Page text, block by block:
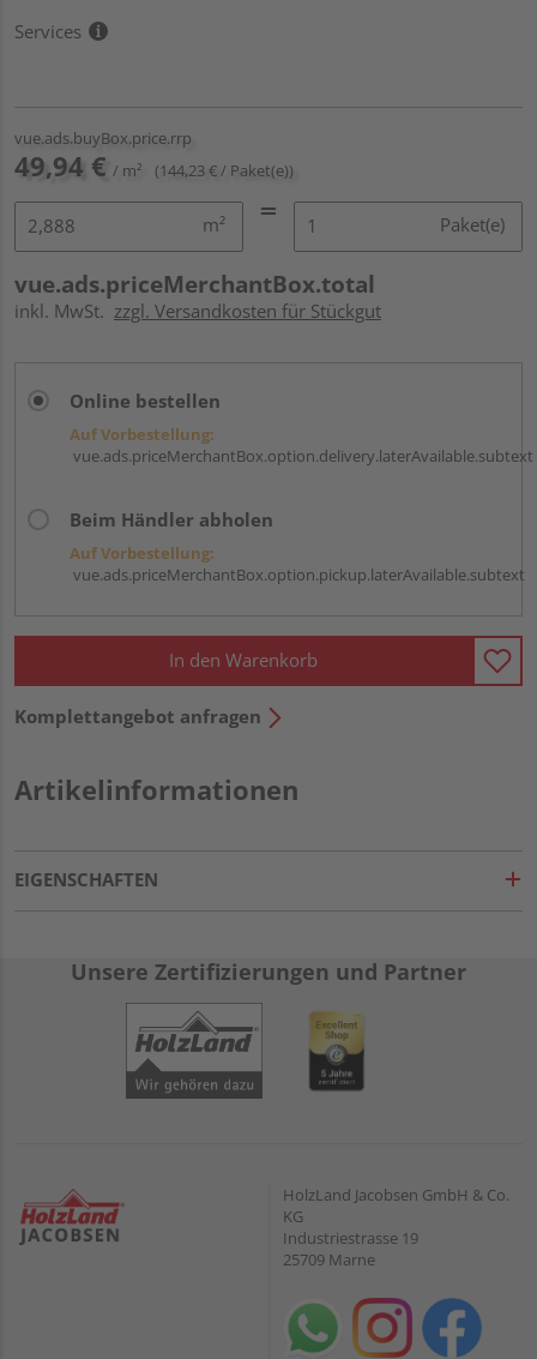
Services
vue.ads.buyBox.price.rrp
49,94 € / m² (144,23 € / Paket(e))
m² Paket(e)
vue.ads.priceMerchantBox.total
inkl. MwSt. zzgl. Versandkosten für Stückgut
Online bestellen
Auf Vorbestellung:
vue.ads.priceMerchantBox.option.delivery.laterAvailable.subtext
Beim Händler abholen
Auf Vorbestellung:
vue.ads.priceMerchantBox.option.pickup.laterAvailable.subtext
In den Warenkorb
Komplettangebot anfragen
Artikelinformationen
EIGENSCHAFTEN
Unsere Zertifizierungen und Partner
HolzLand Jacobsen GmbH & Co.
KG
Industriestrasse 19
25709 Marne